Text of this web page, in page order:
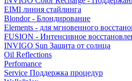
EIMI линия стайлинга
Blondor - Блондирование
Elements - для мгновенного
FUSION - Интенсивное
INVIGO Sun Защита от солнца
Oil Reflections
Perfomance
Service Поддержка процедур